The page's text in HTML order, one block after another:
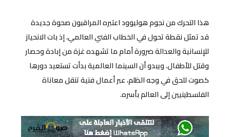
هذا التحرك من نجوم هوليوود اعتبره المراقبون صحوة جديدة
قد تمثل نقطة تحول في الخطاب الفني العالمي، إذ بات الانحياز
للإنسانية والعدالة ضرورة أمام ما تشهده غزة من إبادة وحصار
وقتل للأطفال. ويبدو أن السينما العالمية بدأت تستعيد دورها
كصوت للحق في وجه الظلم، عبر أعمال فنية تنقل معاناة
الفلسطينيين إلى العالم بأسره.